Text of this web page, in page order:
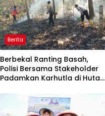
Berita
Berbekal Ranting Basah,
Polisi Bersama Stakeholder
Padamkan Karhutla di Hutan